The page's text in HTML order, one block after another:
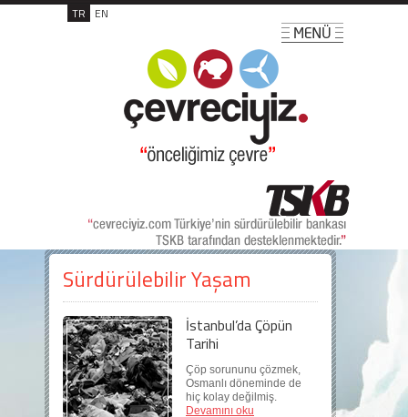
TR EN
Sürdürülebilir Yaşam
İstanbul’da Çöpün
Tarihi
Çöp sorununu çözmek,
Osmanlı döneminde de
hiç kolay değilmiş.
Devamını oku